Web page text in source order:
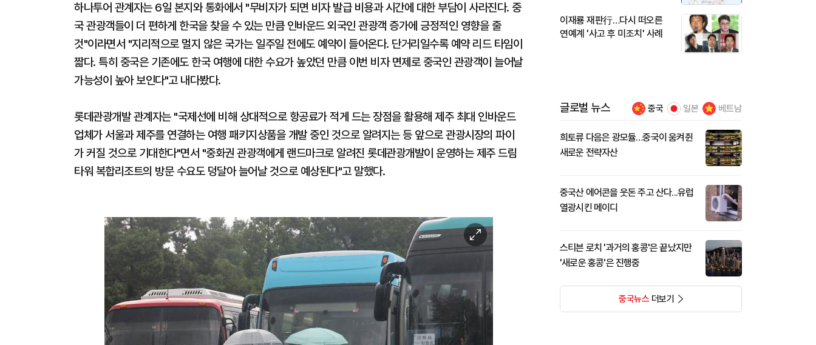
하나투어 관계자는 6일 본지와 통화에서 "무비자가 되면 비자 발급 비용과 시간에 대한 부담이 사라진다. 중
국 관광객들이 더 편하게 한국을 찾을 수 있는 만큼 인바운드 외국인 관광객 증가에 긍정적인 영향을 줄
것"이라면서 "지리적으로 멀지 않은 국가는 일주일 전에도 예약이 들어온다. 단거리일수록 예약 리드 타임이
짧다. 특히 중국은 기존에도 한국 여행에 대한 수요가 높았던 만큼 이번 비자 면제로 중국인 관광객이 늘어날
가능성이 높아 보인다"고 내다봤다.
롯데관광개발 관계자는 "국제선에 비해 상대적으로 항공료가 적게 드는 장점을 활용해 제주 최대 인바운드
업체가 서울과 제주를 연결하는 여행 패키지상품을 개발 중인 것으로 알려지는 등 앞으로 관광시장의 파이
가 커질 것으로 기대한다"면서 "중화권 관광객에게 랜드마크로 알려진 롯데관광개발이 운영하는 제주 드림
타워 복합리조트의 방문 수요도 덩달아 늘어날 것으로 예상된다"고 말했다.
이
미
대
이재룡 재판行…다시 떠오른
연예계 '사고 후 미조치' 사례
글로벌 뉴스 중국 일본 베트남
희토류 다음은 광모듈…중국이 움켜쥔
새로운 전략자산
중국산 에어콘을 웃돈 주고 산다...유럽
열광시킨 메이디
스티븐 로치 '과거의 홍콩'은 끝났지만
'새로운 홍콩'은 진행중
중국뉴스더보기